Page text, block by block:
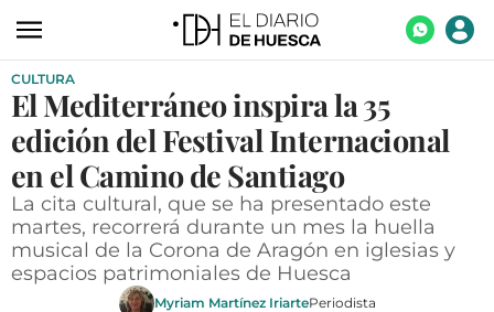
ACTUALIDAD
ECONOMÍA
TECNOLOGÍA
TURISMO
AGROALIMENTACIÓN
DEPORTES
CULTURA
El Mediterráneo inspira la 35
edición del Festival Internacional
en el Camino de Santiago
La cita cultural, que se ha presentado este
martes, recorrerá durante un mes la huella
musical de la Corona de Aragón en iglesias y
espacios patrimoniales de Huesca
Myriam Martínez IriartePeriodista